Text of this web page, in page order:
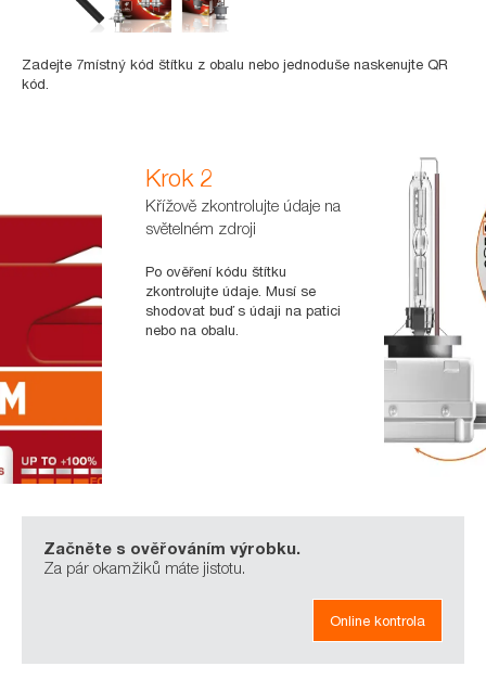
Zadejte 7místný kód štítku z obalu nebo jednoduše naskenujte QR
kód.
Krok 2
Křížově zkontrolujte údaje na
světelném zdroji
Po ověření kódu štítku
zkontrolujte údaje. Musí se
shodovat buď s údaji na patici
nebo na obalu.
Začněte s ověřováním výrobku.
Za pár okamžiků máte jistotu.
Online kontrola